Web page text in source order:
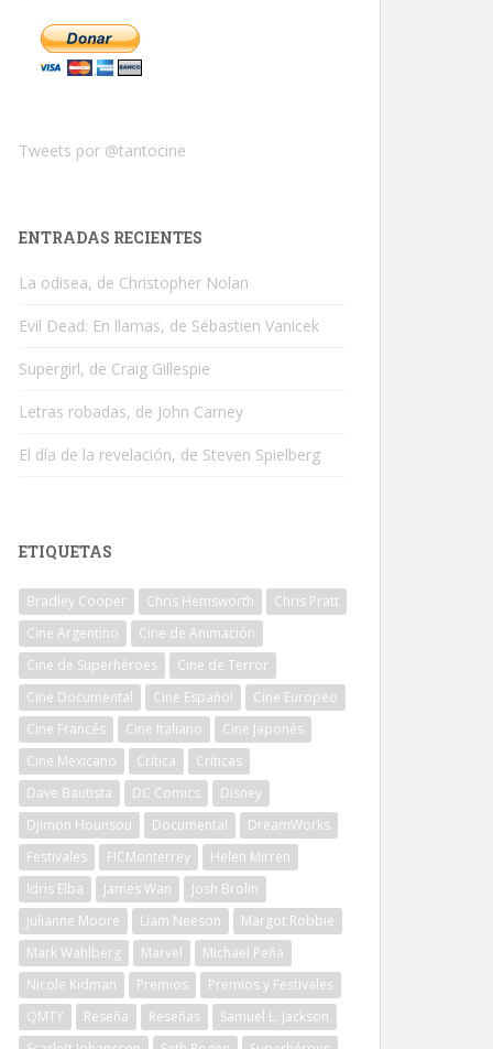
Tweets por @tantocine
ENTRADAS RECIENTES
La odisea, de Christopher Nolan
Evil Dead: En llamas, de Sébastien Vanicek
Supergirl, de Craig Gillespie
Letras robadas, de John Carney
El día de la revelación, de Steven Spielberg
ETIQUETAS
Bradley Cooper Chris Hemsworth
Chris Pratt
Cine Argentino
Cine de Animación
Cine de Superhéroes
Cine de Terror
Cine Documental
Cine Español
Cine Europeo
Cine Francés
Cine Italiano
Cine Japonés
Cine Mexicano
Crítica
Críticas
Dave Bautista
DC Comics
Disney
Djimon Hounsou
Documental
DreamWorks
Festivales
FICMonterrey
Helen Mirren
Idris Elba
James Wan
Josh Brolin
Julianne Moore
Liam Neeson
Margot Robbie
Mark Wahlberg
Marvel
Michael Peña
Nicole Kidman
Premios
Premios y Festivales
QMTY
Reseña Reseñas
Samuel L. Jackson